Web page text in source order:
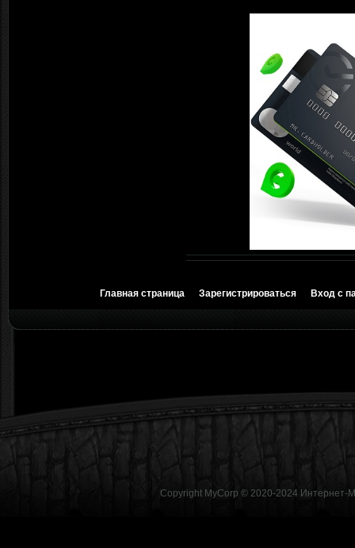
Главная страница Зарегистрироваться Вход с
Copyright MyCorp © 2020-2024 Интернет-